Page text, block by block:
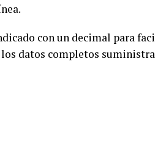
con un decimal para
datos completos